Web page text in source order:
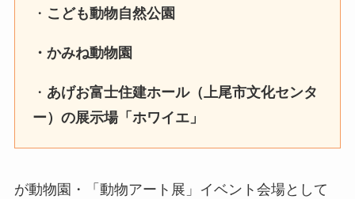
・ こども動物自然公園
・かみね動物園
・ あげお富士住建ホール（上尾市文化センタ
ー）の展示場「ホワイエ」
が動物園・「動物アート展」イベント会場として